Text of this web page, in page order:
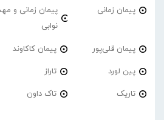
پیمان زمانی
پیمان زمانی و
نوابی
پیمان قلی‌پور پیمان کاکاوند
پین لورد تاراز
تاریک تاک داون